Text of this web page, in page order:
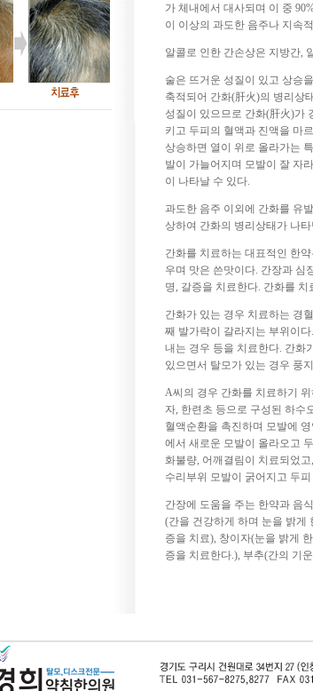
가 체내에서 대사되며 이 중
이 이상의 과도한 음주나 지속
알콜로 인한 간손상은 지방간,
술은 뜨거운 성질이 있고 상승
축적되어 간화(肝火)의 병리상
성질이 있으므로 간화(肝火)가
키고 두피의 혈액과 진액을 마
상승하면 열이 위로 올라가는
발이 가늘어지며 모발이 잘 자
이 나타날 수 있다.
과도한 음주 이외에 간화를 유
상하여 간화의 병리상태가 나타
간화를 치료하는 대표적인 한
우며 맛은 쓴맛이다. 간장과 심
명, 갈증을 치료한다. 간화를
간화가 있는 경우 치료하는 경
째 발가락이 갈라지는 부위이
내는 경우 등을 치료한다. 간화
있으면서 탈모가 있는 경우 풍
A씨의 경우 간화를 치료하기
자, 한련초 등으로 구성된 하수
혈액순환을 촉진하며 모발에
에서 새로운 모발이 올라오고
화불량, 어깨결림이 치료되었
수리부위 모발이 굵어지고 두
간장에 도움을 주는 한약과 음
(간을 건강하게 하며 눈을 밝게
증을 치료), 창이자(눈을 밝게
증을 치료한다.), 부추(간의 기